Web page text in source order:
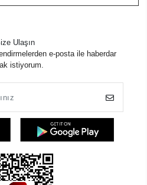
Ulaşın
e-posta ile haberdar
istiyorum.